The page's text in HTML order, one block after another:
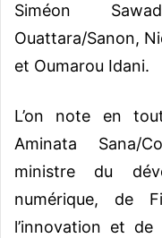
Siméon
Ouattara/Sanon,
et Oumarou Idani.
L’on note en
Aminata Sana/
ministre du
numérique, de
l’innovation et